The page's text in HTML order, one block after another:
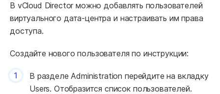
В vCloud Director можно добавлять пользователей
виртуального дата-центра и настраивать им права
доступа.
Создайте нового пользователя по инструкции:
1
В разделе Administration перейдите на вкладку
Users. Отобразится список пользователей.